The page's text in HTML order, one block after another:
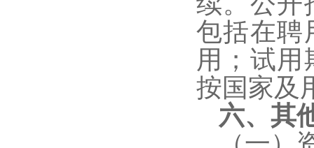
包括在聘
用；试用
按国家及
六、其